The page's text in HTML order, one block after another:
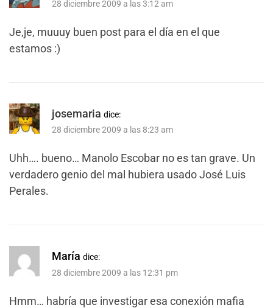
28 diciembre 2009 a las 3:12 am
Je,je, muuuy buen post para el día en el que
estamos :)
josemaria dice:
28 diciembre 2009 a las 8:23 am
Uhh…. bueno… Manolo Escobar no es tan grave. Un
verdadero genio del mal hubiera usado José Luis
Perales.
María dice:
28 diciembre 2009 a las 12:31 pm
Hmm… habría que investigar esa conexión mafia